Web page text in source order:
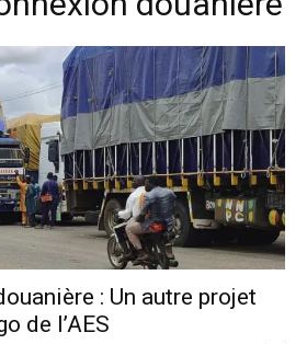
: Un autre projet
de l’AES